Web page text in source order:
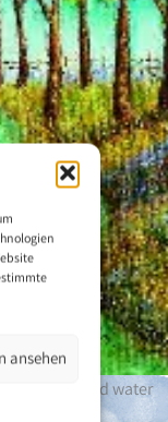
ansehen
Trees and water